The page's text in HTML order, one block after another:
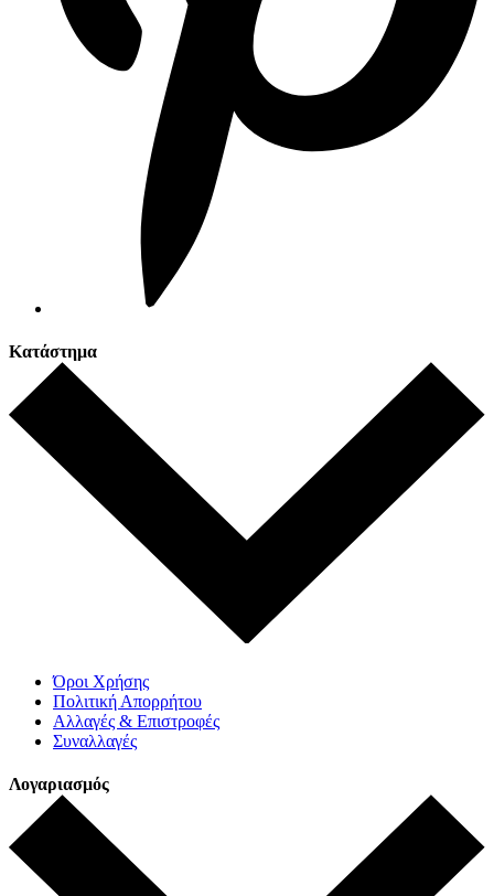
Κατάστημα
Όροι Χρήσης
Πολιτική Απορρήτου
Αλλαγές & Επιστροφές
Συναλλαγές
Λογαριασμός